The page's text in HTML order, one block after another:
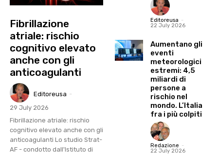
Fibrillazione
atriale: rischio
cognitivo elevato
anche con gli
anticoagulanti
Editoreusa -
29 July 2026
Fibrillazione atriale: rischio
cognitivo elevato anche con gli
anticoagulanti Lo studio Strat-
AF - condotto dall'Istituto di
Editoreusa -
22 July 2026
Aumentano gli
eventi
meteorologici
estremi: 4,5
miliardi di
persone a
rischio nel
mondo. L’Italia
fra i più colpiti
Redazione -
22 July 2026